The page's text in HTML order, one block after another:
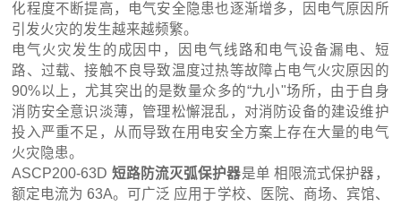
化程度不断提高，电气安全隐患也逐渐增多，因电气原因所
引发火灾的发生越来越频繁。
电气火灾发生的成因中，因电气线路和电气设备漏电、短
路、过载、接触不良导致温度过热等故障占电气火灾原因的
90%以上，尤其突出的是数量众多的“九小"场所，由于自身
消防安全意识淡薄，管理松懈混乱，对消防设备的建设维护
投入严重不足，从而导致在用电安全方案上存在大量的电气
火灾隐患。
ASCP200-63D 短路防流灭弧保护器是单 相限流式保护器，
额定电流为 63A。可广泛 应用于学校、医院、商场、宾馆、